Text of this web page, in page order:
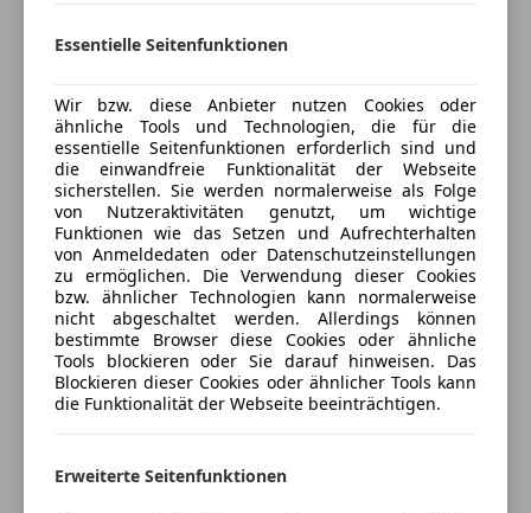
Tagfahrlicht
Wegfahrsperre
Zentralverriegelung
Zentralverriegelung mit Funkfernbedienung
Extras
Alufelgen
Reserverad
Sommerreifen
Sportpaket
Winterpaket
Winterreifen
wir nicht !!
Zahnriemen wurde bei 170 000 km getauscht
Serviceheft ist vorhanden
Winterreifen sind montiert
Extras: 4x elektr. Fensterheber, Klima, Mittelarmlehne,
Esp, Anhängekupplung, Lederlenkrad, Bordcomputer,
uvm,...
Auf Wunsch Kredit/Finanzierung über die Santander
möglich
Österreichs
Versicherung
Kfz-Versicherung
Versicherungsschutz an Ihre Bedürfnisse
anpassen
Freischaden-Gutschein ab Stufe 0
Auto einfach online versichern & Rabatt holen
Jetzt berechnen
Essentielle Seitenfunktionen
Wir bzw. diese Anbieter nutzen Cookies oder
ähnliche Tools und Technologien, die für die
essentielle Seitenfunktionen erforderlich sind und
die einwandfreie Funktionalität der Webseite
sicherstellen. Sie werden normalerweise als Folge
von Nutzeraktivitäten genutzt, um wichtige
Funktionen wie das Setzen und Aufrechterhalten
von Anmeldedaten oder Datenschutzeinstellungen
zu ermöglichen. Die Verwendung dieser Cookies
bzw. ähnlicher Technologien kann normalerweise
nicht abgeschaltet werden. Allerdings können
bestimmte Browser diese Cookies oder ähnliche
Tools blockieren oder Sie darauf hinweisen. Das
Blockieren dieser Cookies oder ähnlicher Tools kann
die Funktionalität der Webseite beeinträchtigen.
Erweiterte Seitenfunktionen